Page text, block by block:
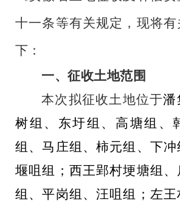
十一条等有关规定，现将
下：
一、征收土地范围
本次拟征收土地位于潘
树组、东圩组、高塘组、
组、马庄组、柿元组、下冲
堰咀组；西王郢村埂塘组
组、平岗组、汪咀组；左王